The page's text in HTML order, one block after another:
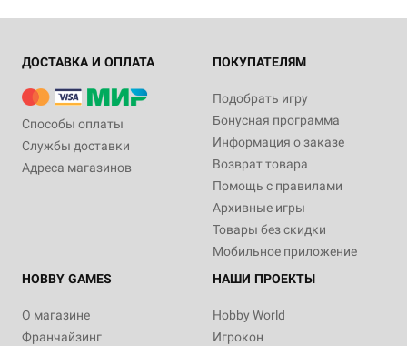
ДОСТАВКА И ОПЛАТА
Способы оплаты
Службы доставки
Адреса магазинов
ПОКУПАТЕЛЯМ
Подобрать игру
Бонусная программа
Информация о заказе
Возврат товара
Помощь с правилами
Архивные игры
Товары без скидки
Мобильное приложение
HOBBY GAMES
О магазине
Франчайзинг
НАШИ ПРОЕКТЫ
Hobby World
Игрокон